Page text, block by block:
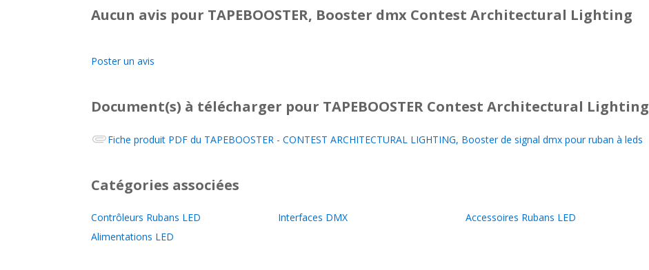
Aucun avis pour TAPEBOOSTER, Booster dmx Contest Architectural Lighting
Poster un avis
Document(s) à télécharger pour TAPEBOOSTER Contest Architectural Lighting
Fiche produit PDF du TAPEBOOSTER - CONTEST ARCHITECTURAL LIGHTING, Booster de signal dmx pour ruban à leds
Catégories associées
Contrôleurs Rubans LED Interfaces DMX Accessoires Rubans LED
Alimentations LED